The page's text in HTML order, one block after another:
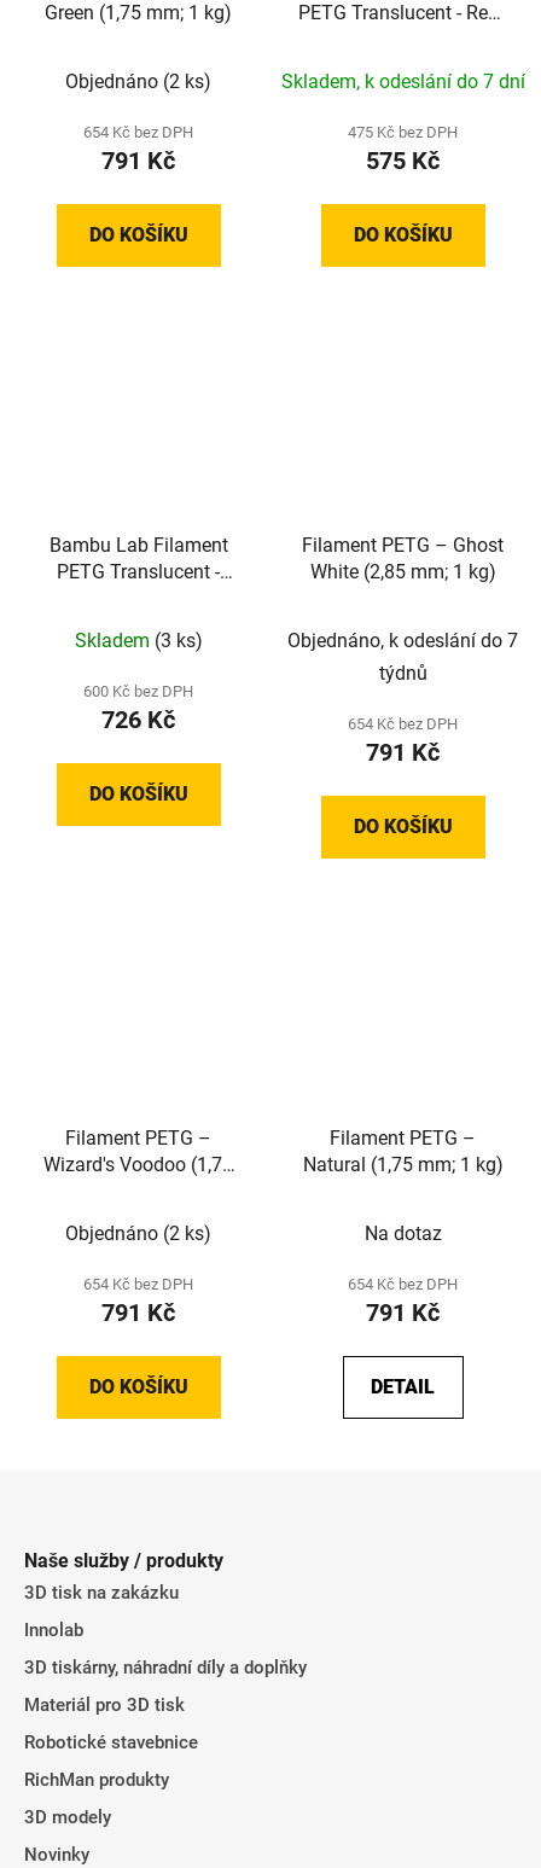
Green (1,75 mm; 1 kg)
Objednáno (2 ks)
654 Kč bez DPH
791 Kč
DO KOŠÍKU
PETG Translucent - Refill
Skladem, k odeslání do 7 dní
475 Kč bez DPH
575 Kč
DO KOŠÍKU
Bambu Lab Filament
PETG Translucent -
Skladem (3 ks)
600 Kč bez DPH
726 Kč
DO KOŠÍKU
Filament PETG – Ghost
White (2,85 mm; 1 kg)
Objednáno, k odeslání do 7
týdnů
654 Kč bez DPH
791 Kč
DO KOŠÍKU
Filament PETG –
Wizard's Voodoo (1,75
Objednáno (2 ks)
654 Kč bez DPH
791 Kč
DO KOŠÍKU
Filament PETG –
Natural (1,75 mm; 1 kg)
Na dotaz
654 Kč bez DPH
791 Kč
DETAIL
Naše služby / produkty
3D tisk na zakázku
Innolab
3D tiskárny, náhradní díly a doplňky
Materiál pro 3D tisk
Robotické stavebnice
RichMan produkty
3D modely
Novinky